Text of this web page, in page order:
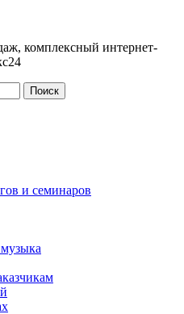
комплексный интернет-
и семинаров